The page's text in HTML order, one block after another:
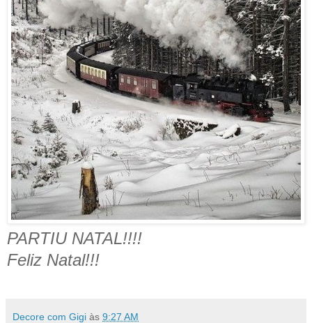
PARTIU NATAL!!!!
Feliz Natal!!!
Decore com Gigi às 9:27 AM